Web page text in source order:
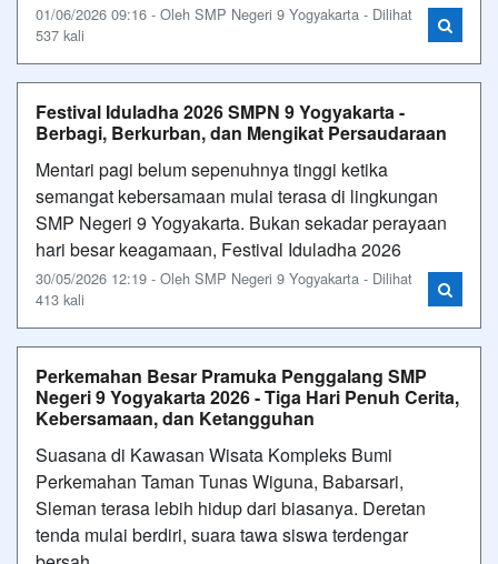
01/06/2026 09:16 - Oleh SMP Negeri 9 Yogyakarta - Dilihat
537 kali
Festival Iduladha 2026 SMPN 9 Yogyakarta -
Berbagi, Berkurban, dan Mengikat Persaudaraan
Mentari pagi belum sepenuhnya tinggi ketika
semangat kebersamaan mulai terasa di lingkungan
SMP Negeri 9 Yogyakarta. Bukan sekadar perayaan
hari besar keagamaan, Festival Iduladha 2026
30/05/2026 12:19 - Oleh SMP Negeri 9 Yogyakarta - Dilihat
413 kali
Perkemahan Besar Pramuka Penggalang SMP
Negeri 9 Yogyakarta 2026 - Tiga Hari Penuh Cerita,
Kebersamaan, dan Ketangguhan
Suasana di Kawasan Wisata Kompleks Bumi
Perkemahan Taman Tunas Wiguna, Babarsari,
Sleman terasa lebih hidup dari biasanya. Deretan
tenda mulai berdiri, suara tawa siswa terdengar